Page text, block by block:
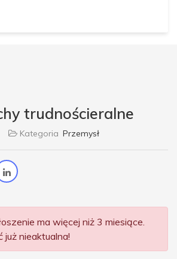
trudnościeralne
Kategoria Przemysł
ma więcej niż 3 miesiące.
nieaktualna!